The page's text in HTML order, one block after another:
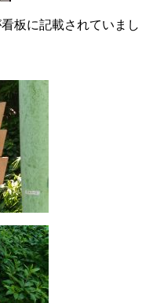
板に記載されていまし